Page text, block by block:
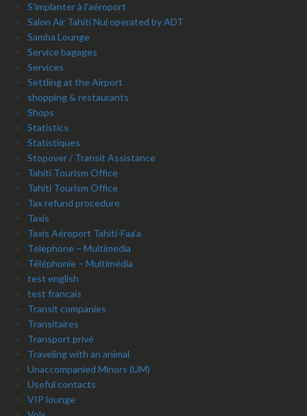
S’implanter à l’aéroport
Salon Air Tahiti Nui operated by ADT
Samba Lounge
Service bagages
Services
Settling at the Airport
shopping & restaurants
Shops
Statistics
Statistiques
Stopover / Transit Assistance
Tahiti Tourism Office
Tahiti Tourism Office
Tax refund procedure
Taxis
Taxis Aéroport Tahiti-Faa’a
Telephone – Multimedia
Téléphonie – Multimédia
test english
test francais
Transit companies
Transitaires
Transport privé
Traveling with an animal
Unaccompanied Minors (UM)
Useful contacts
VIP lounge